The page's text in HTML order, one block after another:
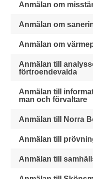
Anmälan om
Anmälan om
Anmälan om
Anmälan till
förtroendevalda
Anmälan till
man och förvaltare
Anmälan till Norra
Anmälan till
Anmälan till